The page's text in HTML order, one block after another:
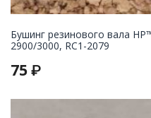
Бушинг резинового вала
2900/3000, RC1-2079
75 ₽